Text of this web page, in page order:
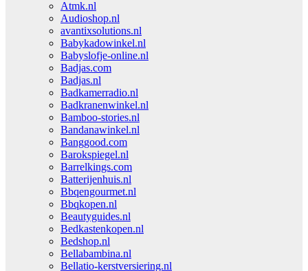
Atmk.nl
Audioshop.nl
avantixsolutions.nl
Babykadowinkel.nl
Babyslofje-online.nl
Badjas.com
Badjas.nl
Badkamerradio.nl
Badkranenwinkel.nl
Bamboo-stories.nl
Bandanawinkel.nl
Banggood.com
Barokspiegel.nl
Barrelkings.com
Batterijenhuis.nl
Bbqengourmet.nl
Bbqkopen.nl
Beautyguides.nl
Bedkastenkopen.nl
Bedshop.nl
Bellabambina.nl
Bellatio-kerstversiering.nl